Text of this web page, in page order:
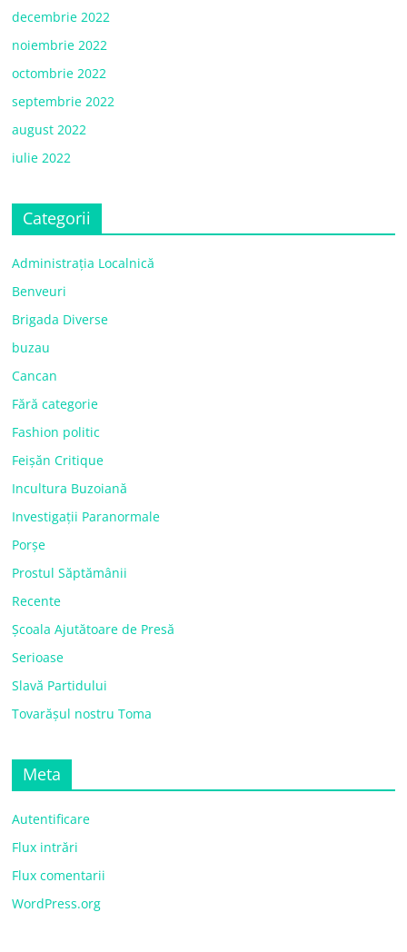
decembrie 2022
noiembrie 2022
octombrie 2022
septembrie 2022
august 2022
iulie 2022
Categorii
Administrația Localnică
Benveuri
Brigada Diverse
buzau
Cancan
Fără categorie
Fashion politic
Feișăn Critique
Incultura Buzoiană
Investigații Paranormale
Porșe
Prostul Săptămânii
Recente
Școala Ajutătoare de Presă
Serioase
Slavă Partidului
Tovarășul nostru Toma
Meta
Autentificare
Flux intrări
Flux comentarii
WordPress.org